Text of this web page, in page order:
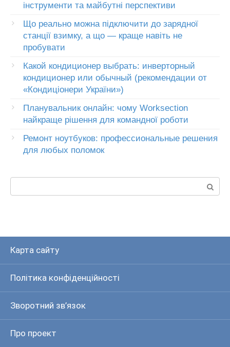
інструменти та майбутні перспективи
Що реально можна підключити до зарядної
станції взимку, а що — краще навіть не
пробувати
Какой кондиционер выбрать: инверторный
кондиционер или обычный (рекомендации от
«Кондиціонери України»)
Планувальник онлайн: чому Worksection
найкраще рішення для командної роботи
Ремонт ноутбуков: профессиональные решения
для любых поломок
Карта сайту
Політика конфіденційності
Зворотний зв’язок
Про проект